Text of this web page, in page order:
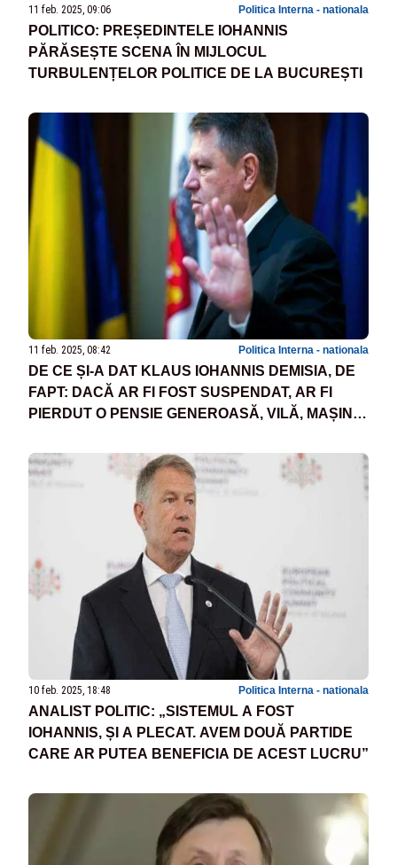
11 feb. 2025, 09:06 Politica Interna - nationala
POLITICO: PREȘEDINTELE IOHANNIS
PĂRĂSEȘTE SCENA ÎN MIJLOCUL
TURBULENȚELOR POLITICE DE LA BUCUREȘTI
11 feb. 2025, 08:42 Politica Interna - nationala
DE CE ȘI-A DAT KLAUS IOHANNIS DEMISIA, DE
FAPT: DACĂ AR FI FOST SUSPENDAT, AR FI
PIERDUT O PENSIE GENEROASĂ, VILĂ, MAȘINĂ
10 feb. 2025, 18:48 Politica Interna - nationala
ANALIST POLITIC: „SISTEMUL A FOST
IOHANNIS, ȘI A PLECAT. AVEM DOUĂ PARTIDE
CARE AR PUTEA BENEFICIA DE ACEST LUCRU”